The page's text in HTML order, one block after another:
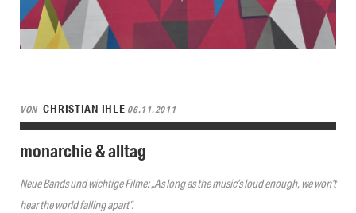
VON CHRISTIAN IHLE 06.11.2011
monarchie & alltag
Neue Bands und wichtige Filme: „As long as the music’s loud enough, we won’t
hear the world falling apart“.